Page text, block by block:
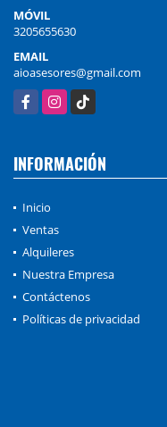
MÓVIL
3205655630
EMAIL
aioasesores@gmail.com
FacebookInstagram
TikTok
INFORMACIÓN
Inicio
Ventas
Alquileres
Nuestra Empresa
Contáctenos
Políticas de privacidad